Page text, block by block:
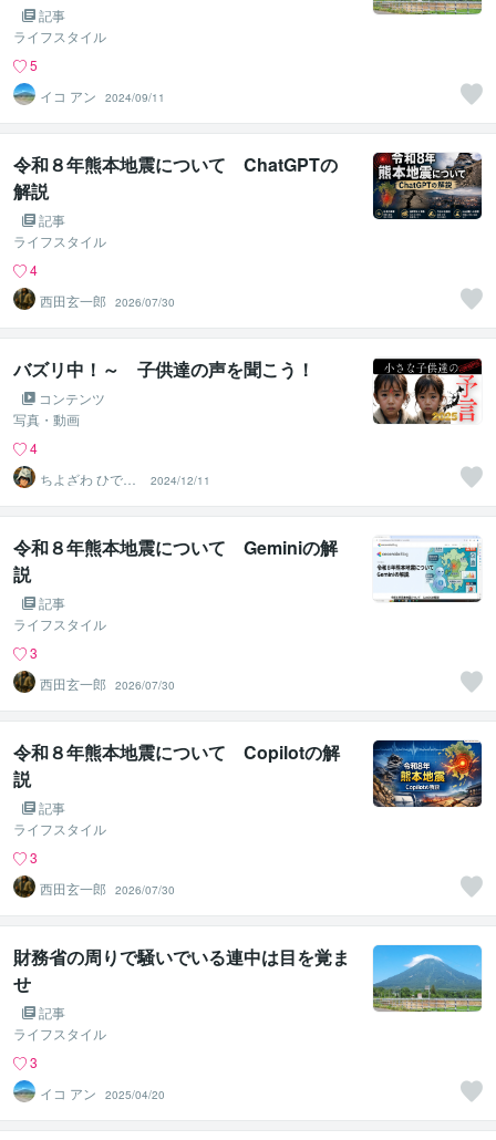
記事
ライフスタイル
5
イコ アン
2024/09/11
令和８年熊本地震について ChatGPTの
解説
記事
ライフスタイル
4
西田玄一郎
2026/07/30
バズリ中！～ 子供達の声を聞こう！
コンテンツ
写真・動画
4
ちよざわ ひであ
き（千代澤 英
亮）シャア
2024/12/11
令和８年熊本地震について Geminiの解
説
記事
ライフスタイル
3
西田玄一郎
2026/07/30
令和８年熊本地震について Copilotの解
説
記事
ライフスタイル
3
西田玄一郎
2026/07/30
財務省の周りで騒いでいる連中は目を覚ま
せ
記事
ライフスタイル
3
イコ アン
2025/04/20